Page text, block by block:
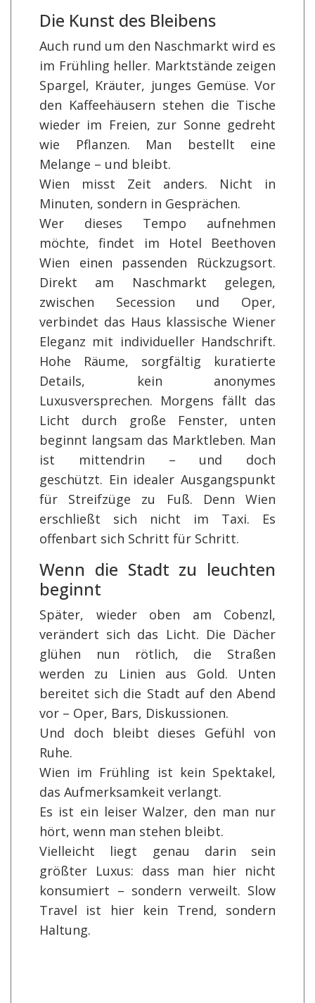
Die Kunst des Bleibens
Auch rund um den Naschmarkt wird es
im Frühling heller. Marktstände zeigen
Spargel, Kräuter, junges Gemüse. Vor
den Kaffeehäusern stehen die Tische
wieder im Freien, zur Sonne gedreht
wie Pflanzen. Man bestellt eine
Melange – und bleibt.
Wien misst Zeit anders. Nicht in
Minuten, sondern in Gesprächen.
Wer dieses Tempo aufnehmen
möchte, findet im Hotel Beethoven
Wien einen passenden Rückzugsort.
Direkt am Naschmarkt gelegen,
zwischen Secession und Oper,
verbindet das Haus klassische Wiener
Eleganz mit individueller Handschrift.
Hohe Räume, sorgfältig kuratierte
Details, kein anonymes
Luxusversprechen. Morgens fällt das
Licht durch große Fenster, unten
beginnt langsam das Marktleben. Man
ist mittendrin – und doch
geschützt. Ein idealer Ausgangspunkt
für Streifzüge zu Fuß. Denn Wien
erschließt sich nicht im Taxi. Es
offenbart sich Schritt für Schritt.
Wenn die Stadt zu leuchten
beginnt
Später, wieder oben am Cobenzl,
verändert sich das Licht. Die Dächer
glühen nun rötlich, die Straßen
werden zu Linien aus Gold. Unten
bereitet sich die Stadt auf den Abend
vor – Oper, Bars, Diskussionen.
Und doch bleibt dieses Gefühl von
Ruhe.
Wien im Frühling ist kein Spektakel,
das Aufmerksamkeit verlangt.
Es ist ein leiser Walzer, den man nur
hört, wenn man stehen bleibt.
Vielleicht liegt genau darin sein
größter Luxus: dass man hier nicht
konsumiert – sondern verweilt. Slow
Travel ist hier kein Trend, sondern
Haltung.